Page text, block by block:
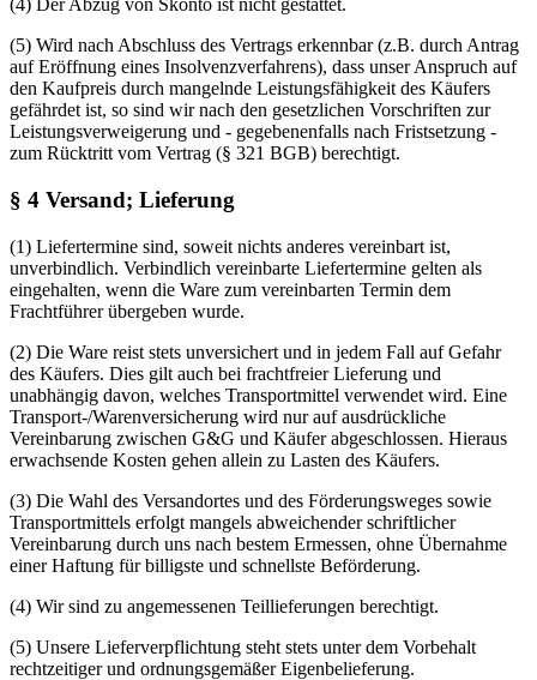
(4) Der Abzug von Skonto ist nicht gestattet.
(5) Wird nach Abschluss des Vertrags erkennbar (z.B. durch Antrag
auf Eröffnung eines Insolvenzverfahrens), dass unser Anspruch auf
den Kaufpreis durch mangelnde Leistungsfähigkeit des Käufers
gefährdet ist, so sind wir nach den gesetzlichen Vorschriften zur
Leistungsverweigerung und - gegebenenfalls nach Fristsetzung -
zum Rücktritt vom Vertrag (§ 321 BGB) berechtigt.
§ 4 Versand; Lieferung
(1) Liefertermine sind, soweit nichts anderes vereinbart ist,
unverbindlich. Verbindlich vereinbarte Liefertermine gelten als
eingehalten, wenn die Ware zum vereinbarten Termin dem
Frachtführer übergeben wurde.
(2) Die Ware reist stets unversichert und in jedem Fall auf Gefahr
des Käufers. Dies gilt auch bei frachtfreier Lieferung und
unabhängig davon, welches Transportmittel verwendet wird. Eine
Transport-/Warenversicherung wird nur auf ausdrückliche
Vereinbarung zwischen G&G und Käufer abgeschlossen. Hieraus
erwachsende Kosten gehen allein zu Lasten des Käufers.
(3) Die Wahl des Versandortes und des Förderungsweges sowie
Transportmittels erfolgt mangels abweichender schriftlicher
Vereinbarung durch uns nach bestem Ermessen, ohne Übernahme
einer Haftung für billigste und schnellste Beförderung.
(4) Wir sind zu angemessenen Teillieferungen berechtigt.
(5) Unsere Lieferverpflichtung steht stets unter dem Vorbehalt
rechtzeitiger und ordnungsgemäßer Eigenbelieferung.